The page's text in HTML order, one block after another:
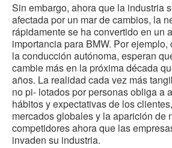
Sin embargo, ahora que la industria
afectada por un mar de cambios, la
rápidamente se ha convertido en un
importancia para BMW. Por
la conducción autónoma, esperan
cambie más en la próxima década
años. La realidad cada vez más
no pi- lotados por personas obliga a
hábitos y expectativas de los
mercados globales y la aparición de
competidores ahora que las
invaden su industria.